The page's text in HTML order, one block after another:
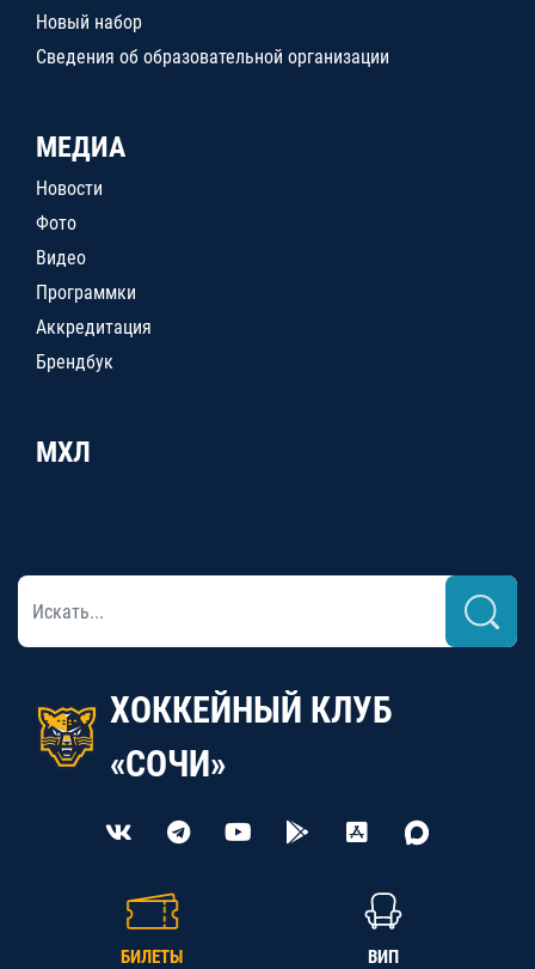
Новый набор
Сведения об образовательной организации
МЕДИА
Новости
Фото
Видео
Программки
Аккредитация
Брендбук
МХЛ
ХОККЕЙНЫЙ КЛУБ
«СОЧИ»
БИЛЕТЫ ВИП